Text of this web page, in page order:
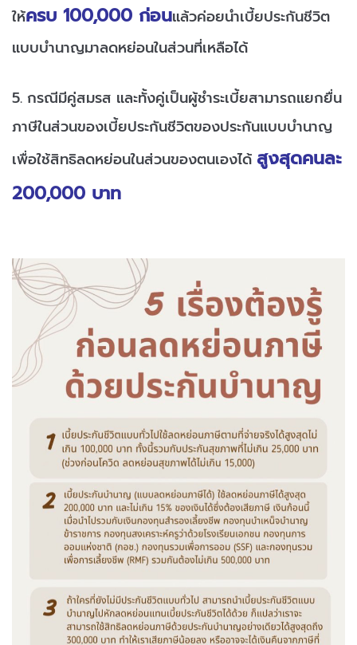
ให้ครบ 100,000 ก่อนแล้วค่อยนำเบี้ยประกันชีวิต
แบบบำนาญมาลดหย่อนในส่วนที่เหลือได้
5. กรณีมีคู่สมรส และทั้งคู่เป็นผู้ชำระเบี้ยสามารถแยกยื่น
ภาษีในส่วนของเบี้ยประกันชีวิตของประกันแบบบำนาญ
เพื่อใช้สิทธิลดหย่อนในส่วนของตนเองได้ สูงสุดคนละ
200,000 บาท